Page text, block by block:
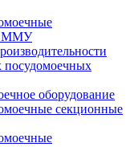
ММУ
оборудование
секционные